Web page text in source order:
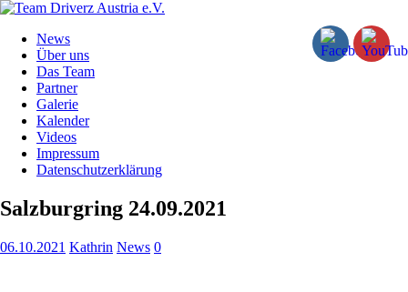
News
Über uns
Das Team
Partner
Galerie
Kalender
Videos
Impressum
Datenschutzerklärung
Salzburgring 24.09.2021
06.10.2021 Kathrin News 0